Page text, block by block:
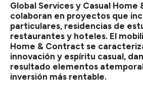
Global Services y Casual
colaboran en proyectos que
particulares, residencias de
restaurantes y hoteles. El
Home & Contract se
innovación y espíritu casual,
resultado elementos
inversión más rentable.